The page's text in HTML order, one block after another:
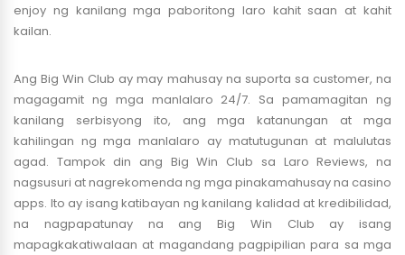
enjoy ng kanilang mga paboritong laro kahit saan at kahit
kailan.
Ang Big Win Club ay may mahusay na suporta sa customer, na
magagamit ng mga manlalaro 24/7. Sa pamamagitan ng
kanilang serbisyong ito, ang mga katanungan at mga
kahilingan ng mga manlalaro ay matutugunan at malulutas
agad. Tampok din ang Big Win Club sa Laro Reviews, na
nagsusuri at nagrekomenda ng mga pinakamahusay na casino
apps. Ito ay isang katibayan ng kanilang kalidad at kredibilidad,
na nagpapatunay na ang Big Win Club ay isang
mapagkakatiwalaan at magandang pagpipilian para sa mga